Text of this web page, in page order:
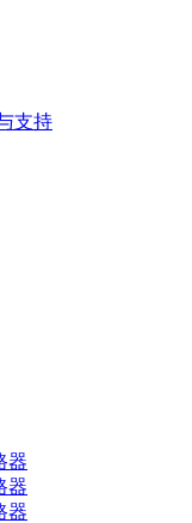
支持
器
器
器